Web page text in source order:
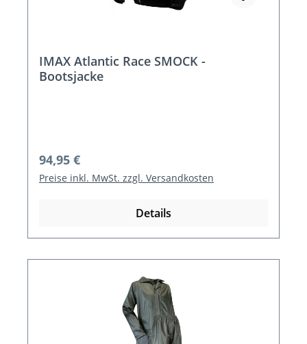
IMAX Atlantic Race SMOCK -
Bootsjacke
Regulärer Preis:
94,95 €
Preise inkl. MwSt. zzgl. Versandkosten
Details